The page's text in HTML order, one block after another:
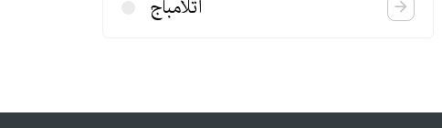
آتلامباج